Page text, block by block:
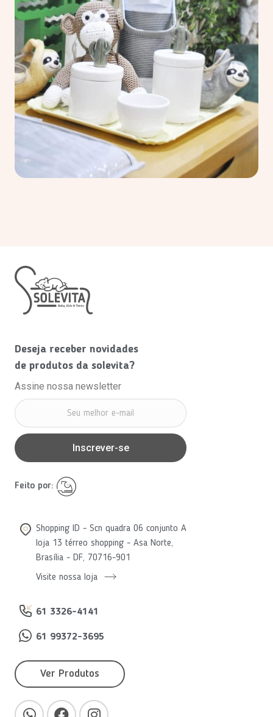
Deseja receber novidades
de produtos da solevita?
Assine nossa newsletter
Inscrever-se
Feito por:
Shopping ID - Scn quadra 06 conjunto A
loja 13 térreo shopping - Asa Norte,
Brasília - DF, 70716-901
Visite nossa loja
61 3326-4141
61 99372-3695
Ver Produtos